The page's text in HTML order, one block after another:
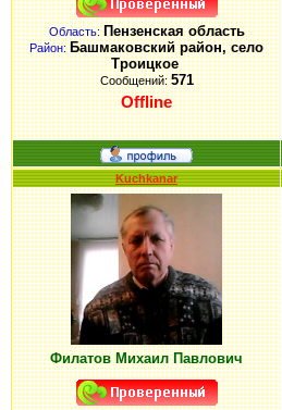
Область:Пензенская область
Район: Башмаковский район, село
Троицкое
Сообщений:571
Offline
Kuchkanar
Филатов Михаил Павлович